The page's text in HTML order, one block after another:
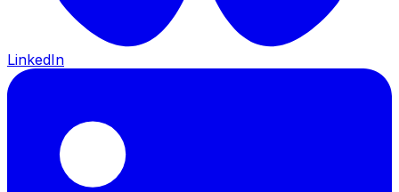
LinkedIn